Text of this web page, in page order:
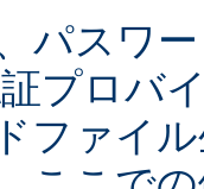
パスワ
プロバ
ファイ